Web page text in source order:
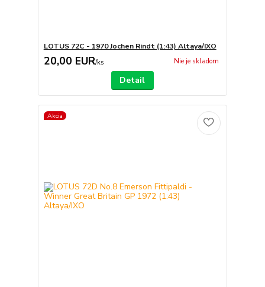
LOTUS 72C - 1970 Jochen Rindt (1:43) Altaya/IXO
20,00 EUR/ks Nie je skladom
Detail
Akcia